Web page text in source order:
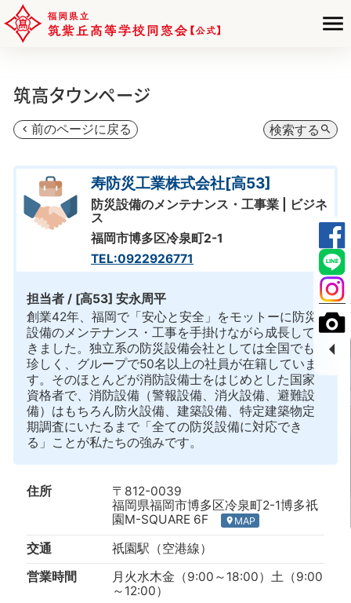
筑高タウンページ
chevron_left前のページに戻る 検索する search
寿防災工業株式会社[高53]
防災設備のメンテナンス・工事業 | ビジネ
ス
福岡市博多区冷泉町2-1
TEL:0922926771
担当者 / [高53] 安永周平
創業42年、福岡で「安心と安全」をモットーに防災
設備のメンテナンス・工事を手掛けながら成長して
きました。独立系の防災設備会社としては全国でも
珍しく、グループで50名以上の社員が在籍していま
す。そのほとんどが消防設備士をはじめとした国家
資格者で、消防設備（警報設備、消火設備、避難設
備）はもちろん防火設備、建築設備、特定建築物定
期調査にいたるまで「全ての防災設備に対応でき
る」ことが私たちの強みです。
住所
〒812-0039
福岡県福岡市博多区冷泉町2-1博多祇
園M-SQUARE 6F
location_on MAP
交通
祇園駅（空港線）
営業時間
月火水木金（9:00～18:00）土（9:00
～12:00）
arrow_left